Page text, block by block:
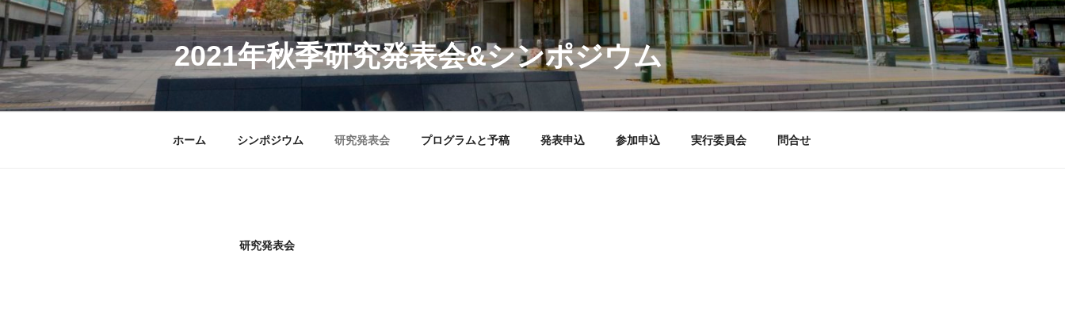
コ
テ
ン
ツ
へ
2021年秋季研究発表会&シンポジウム
ホーム シンポジウム 研究発表会 プログラムと予稿 発表申込 参加申込 実行委員会 問合せ
研究発表会